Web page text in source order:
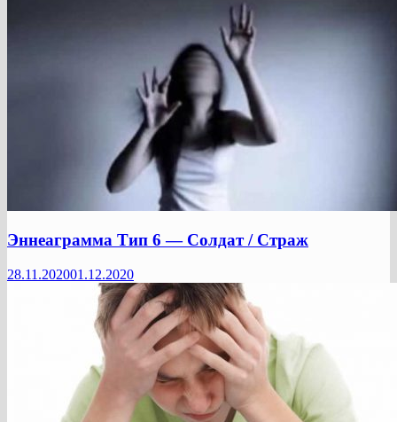
Эннеаграмма Тип 6 — Солдат / Страж
28.11.202001.12.2020